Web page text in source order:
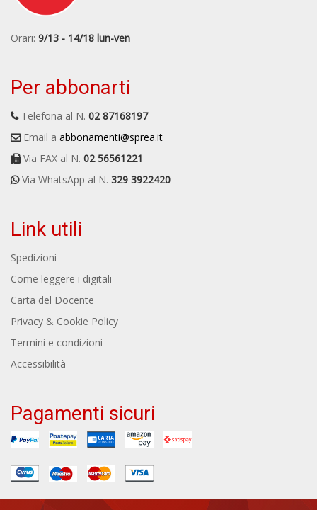
Orari: 9/13 - 14/18 lun-ven
Per abbonarti
Telefona al N. 02 87168197
Email a abbonamenti@sprea.it
Via FAX al N. 02 56561221
Via WhatsApp al N. 329 3922420
Link utili
Spedizioni
Come leggere i digitali
Carta del Docente
Privacy & Cookie Policy
Termini e condizioni
Accessibilità
Pagamenti sicuri